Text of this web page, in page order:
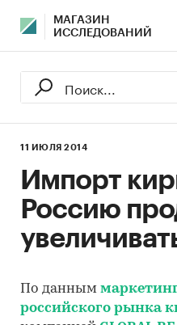
МАГАЗИН
ИССЛЕДОВАНИЙ
11 ИЮЛЯ 2014
Импорт
Россию
По данным
российского рынка